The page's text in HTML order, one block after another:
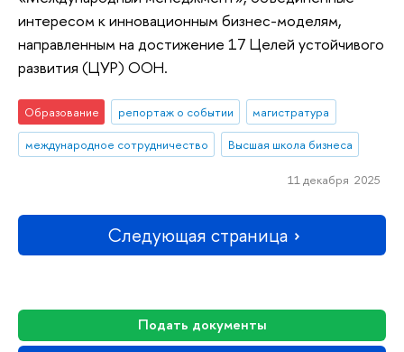
Подать документы
интересом к инновационным бизнес-моделям,
направленным на достижение 17 Целей устойчивого
развития (ЦУР) ООН.
Образование репортаж о событии
магистратура
международное сотрудничество
Высшая школа бизнеса
11 декабря 2025
Следующая страница